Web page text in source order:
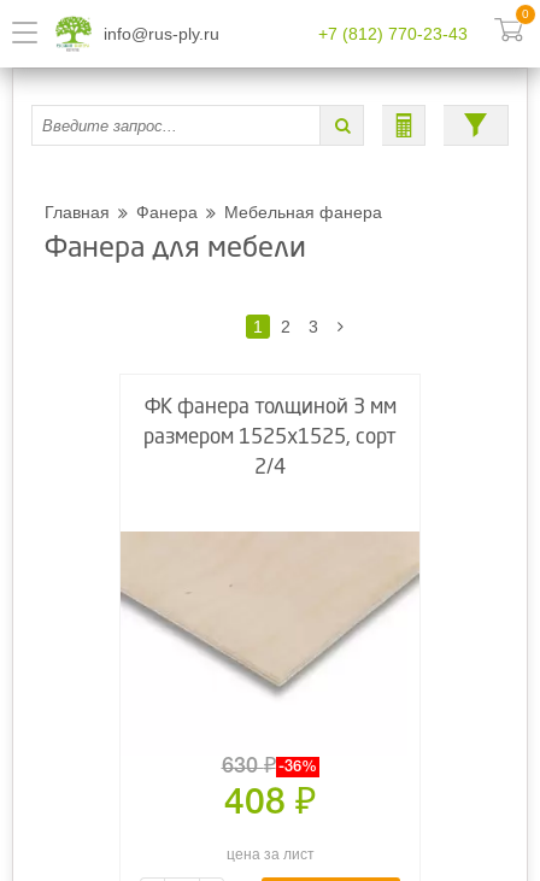
info@rus-ply.ru +7 (812) 770-23-43
0
Главная Фанера Мебельная фанера
Фанера для мебели
1 2 3
ФК фанера толщиной 3 мм
размером 1525х1525, сорт
2/4
630₽ -36%
408 ₽
цена за лист